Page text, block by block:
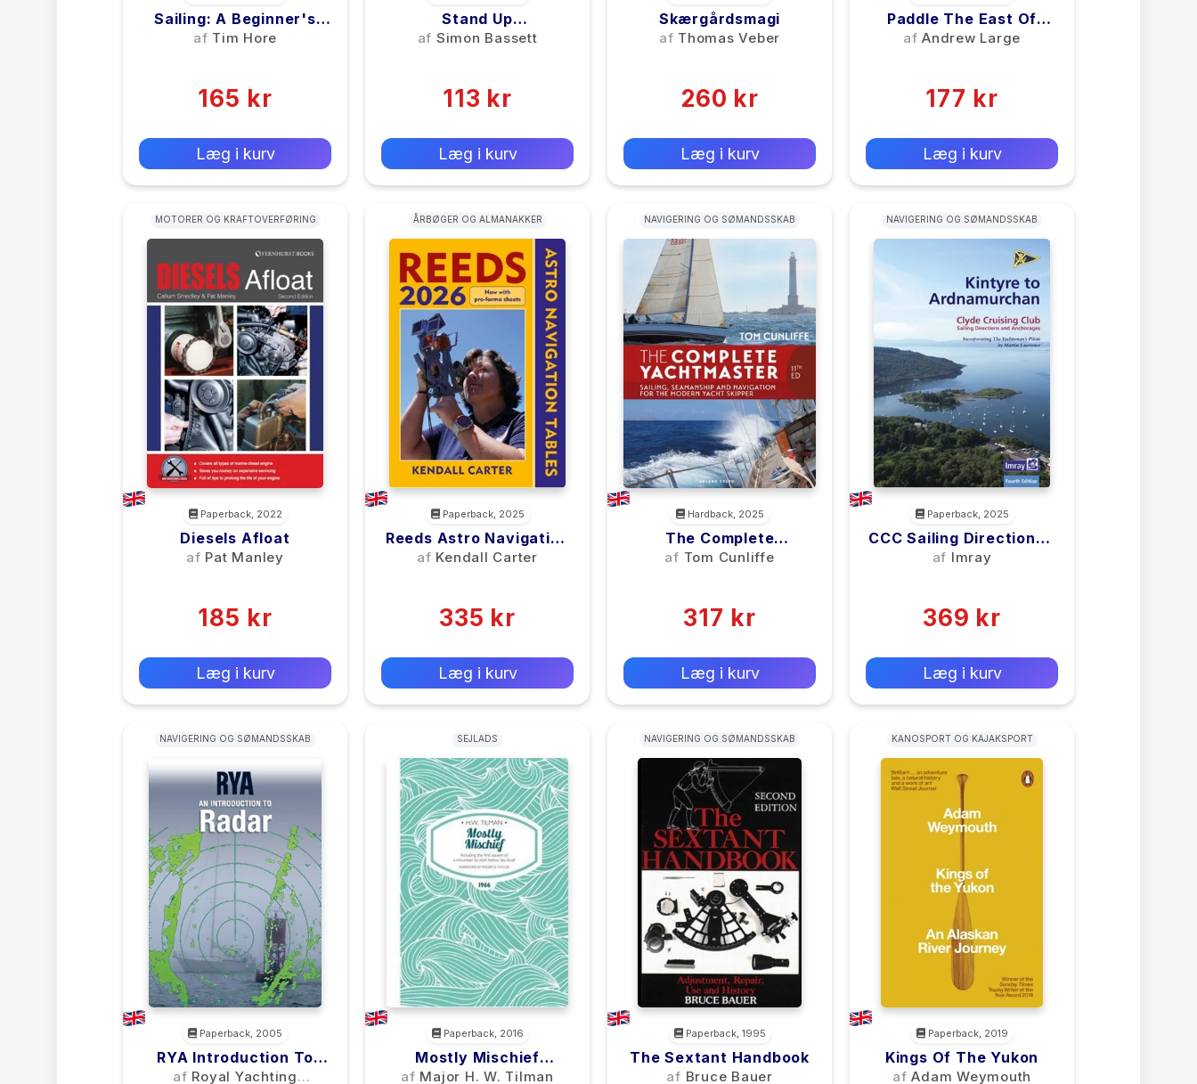
Sailing: A Beginner's
Guide
af Tim Hore
165 kr
Læg i kurv
Stand Up
Paddleboarding: A
af Simon Bassett
113 kr
Læg i kurv
Skærgårdsmagi
af Thomas Veber
260 kr
Læg i kurv
Paddle The East Of
England
afAndrew Large
177 kr
Læg i kurv
MOTORER OG KRAFTOVERFØRING
Paperback, 2022
Diesels Afloat
af Pat Manley
185 kr
Læg i kurv
ÅRBØGER OG ALMANAKKER
Paperback, 2025
Reeds Astro Navigation
Tables 2026
af Kendall Carter
335 kr
Læg i kurv
NAVIGERING OG SØMANDSSKAB
Hardback, 2025
The Complete
Yachtmaster 11th Edition
af Tom Cunliffe
317 kr
Læg i kurv
NAVIGERING OG SØMANDSSKAB
Paperback, 2025
CCC Sailing Directions -
Kintyre To
af Imray
369 kr
Læg i kurv
NAVIGERING OG SØMANDSSKAB
Paperback, 2005
RYA Introduction To
Radar
af Royal Yachting
SEJLADS
Paperback, 2016
Mostly Mischief
Paperback
af Major H. W. Tilman
NAVIGERING OG SØMANDSSKAB
Paperback, 1995
The Sextant Handbook
af Bruce Bauer
KANOSPORT OG KAJAKSPORT
Paperback, 2019
Kings Of The Yukon
afAdam Weymouth